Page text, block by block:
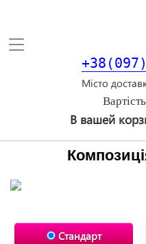
Toggle
Місто
В вашей
Стандарт